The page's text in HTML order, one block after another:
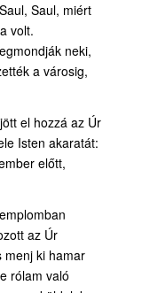
Saul, miért
volt.
neki,
a városig,
el hozzá az Úr
Isten akaratát:
előtt,
az Úr
menj ki hamar
rólam való